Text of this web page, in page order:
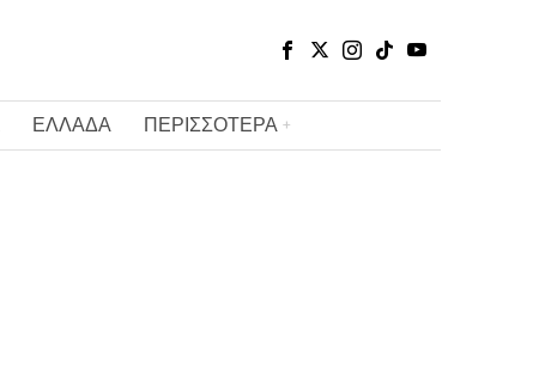
ΕΛΛΑΔΑ ΠΕΡΙΣΣΟΤΕΡΑ